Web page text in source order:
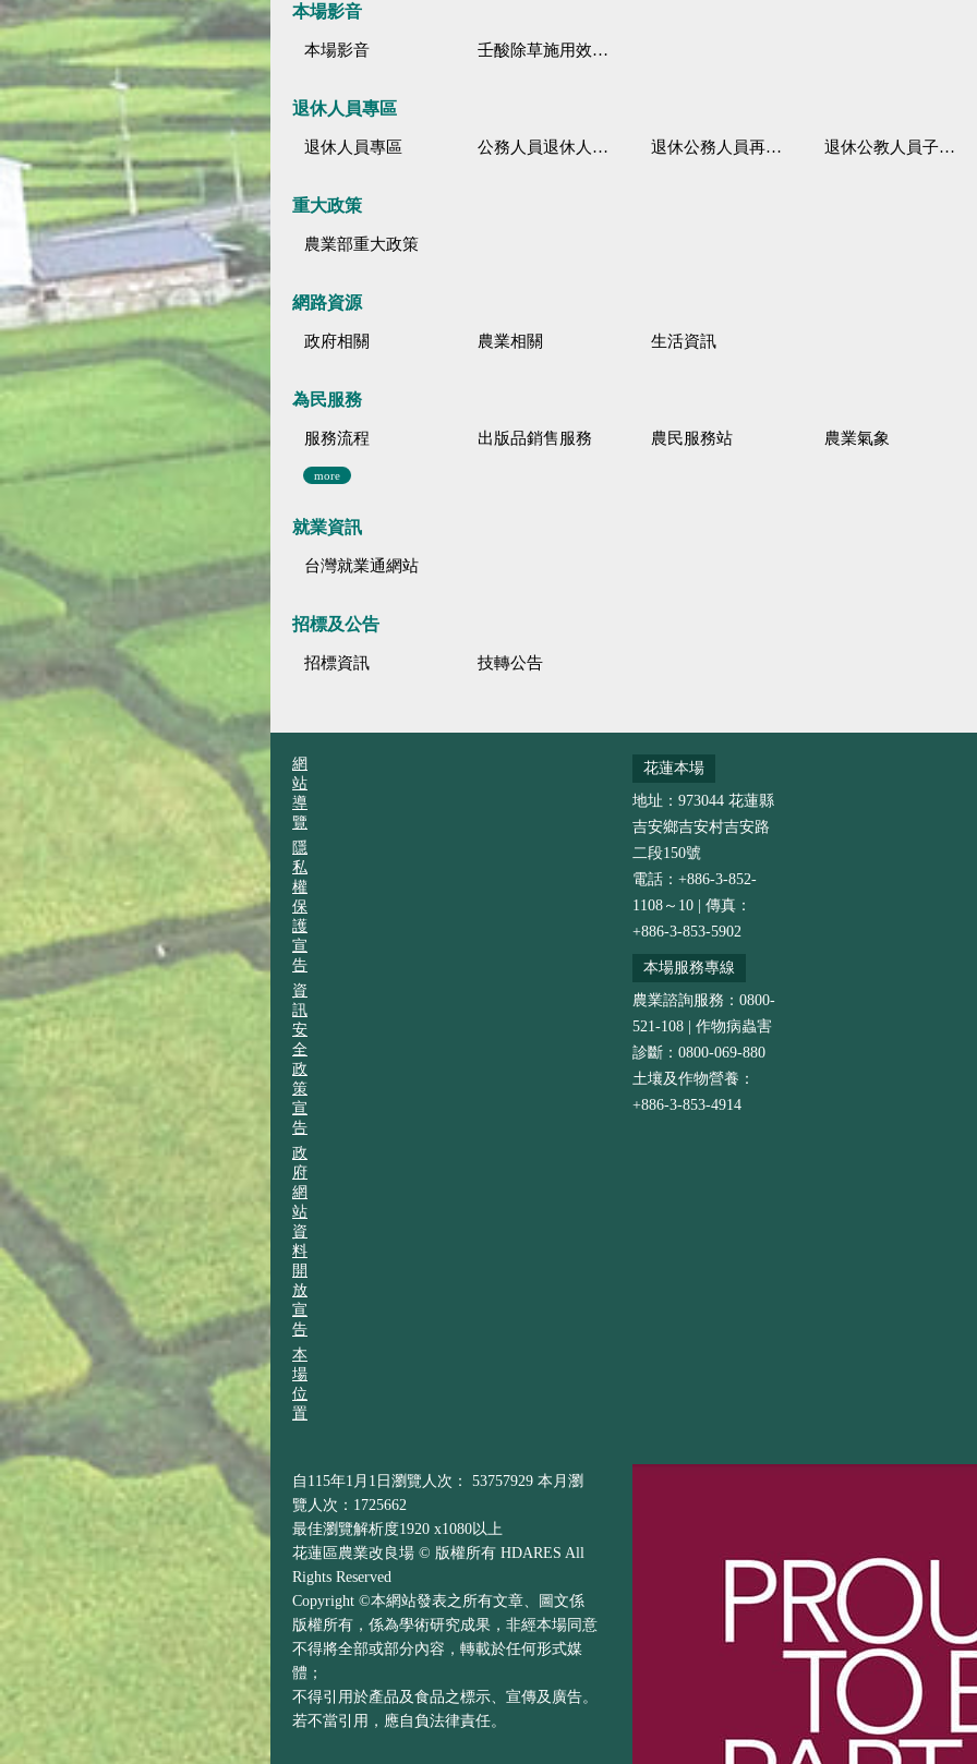
本場影音
本場影音 壬酸除草施用效果觀察
退休人員專區
退休人員專區 公務人員退休人員法施行細則 退休公務人員再任職務 退休公教人員子女教育補助規定
重大政策
農業部重大政策
網路資源
政府相關 農業相關 生活資訊
為民服務
服務流程 出版品銷售服務 農民服務站 農業氣象
more
就業資訊
台灣就業通網站
招標及公告
招標資訊 技轉公告
網
站
導
覽
隱
私
權
保
護
宣
告
資
訊
安
全
政
策
宣
告
政
府
網
站
資
料
開
放
宣
告
本
場
位
置
花蓮本場
地址：973044 花蓮縣
吉安鄉吉安村吉安路
二段150號
電話：+886-3-852-
1108～10 | 傳真：
+886-3-853-5902
本場服務專線
農業諮詢服務：0800-
521-108 | 作物病蟲害
診斷：0800-069-880
土壤及作物營養：
+886-3-853-4914
自115年1月1日瀏覽人次： 53757929 本月瀏
覽人次：1725662
最佳瀏覽解析度1920 x1080以上
花蓮區農業改良場 © 版權所有 HDARES All
Rights Reserved
Copyright ©本網站發表之所有文章、圖文係
版權所有，係為學術研究成果，非經本場同意
不得將全部或部分內容，轉載於任何形式媒
體；
不得引用於產品及食品之標示、宣傳及廣告。
若不當引用，應自負法律責任。